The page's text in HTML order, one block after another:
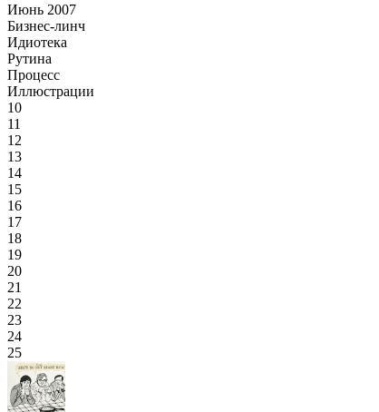
Июнь 2007
Бизнес-линч
Идиотека
Рутина
Процесс
Иллюстрации
10
11
12
13
14
15
16
17
18
19
20
21
22
23
24
25